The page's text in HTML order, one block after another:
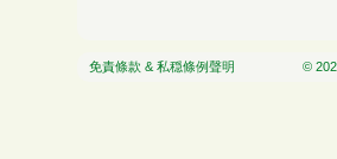
免責條款 & 私穏條例聲明 © 2026 香港